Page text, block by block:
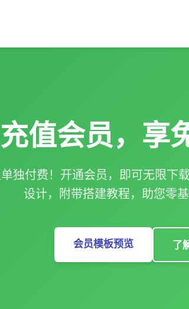
充值会员，享
独付费！开通会员，即可无限下
设计，附带搭建教程，助您零基
会员模板预览 了